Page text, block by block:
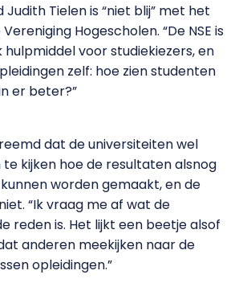
Tielen is “niet blij” met het
Hogescholen. “De NSE is
voor studiekiezers, en
zelf: hoe zien studenten
er beter?”
dat de universiteiten wel
te kijken hoe de resultaten alsnog
worden gemaakt, en de
“Ik vraag me af wat de
reden is. Het lijkt een beetje alsof
anderen meekijken naar de
opleidingen.”